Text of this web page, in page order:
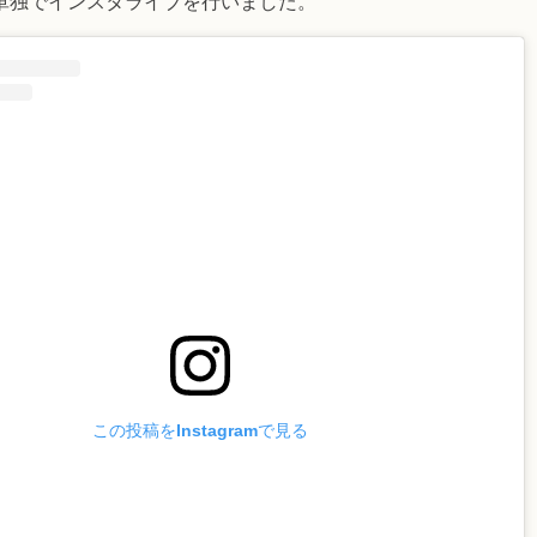
この投稿をInstagramで見る